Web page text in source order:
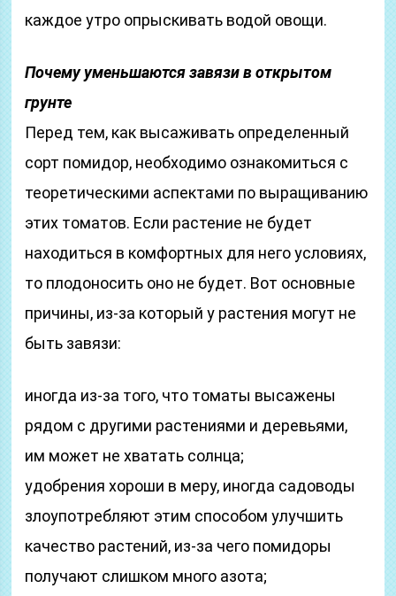
каждое утро опрыскивать водой овощи.
Почему уменьшаются завязи в открытом
грунте
Перед тем, как высаживать определенный
сорт помидор, необходимо ознакомиться с
теоретическими аспектами по выращиванию
этих томатов. Если растение не будет
находиться в комфортных для него условиях,
то плодоносить оно не будет. Вот основные
причины, из-за который у растения могут не
быть завязи:
иногда из-за того, что томаты высажены
рядом с другими растениями и деревьями,
им может не хватать солнца;
удобрения хороши в меру, иногда садоводы
злоупотребляют этим способом улучшить
качество растений, из-за чего помидоры
получают слишком много азота;